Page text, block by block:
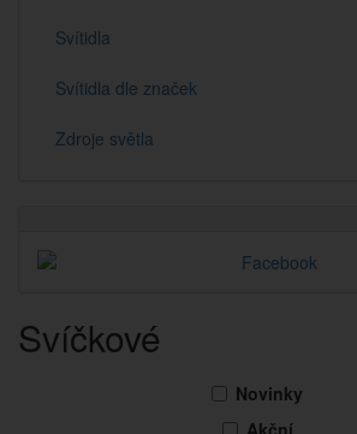
Svítidla
Svítidla dle značek
Zdroje světla
Svíčkové
Novinky
Akční